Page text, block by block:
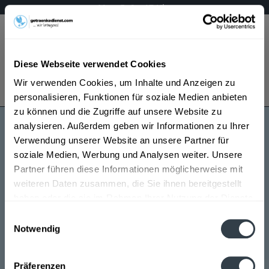
Diese Webseite verwendet Cookies
Wir verwenden Cookies, um Inhalte und Anzeigen zu
personalisieren, Funktionen für soziale Medien anbieten
zu können und die Zugriffe auf unsere Website zu
analysieren. Außerdem geben wir Informationen zu Ihrer
Verwendung unserer Website an unsere Partner für
soziale Medien, Werbung und Analysen weiter. Unsere
Partner führen diese Informationen möglicherweise mit
weiteren Daten zusammen, die Sie ihnen bereitgestellt
Notwendig
Präferenzen
Mo – Fr 9 – 17 Uhr
Menü
Bestellung widerrufen
Es gilt unsere Datenschutzerklärung
Markgrafenbräu
Markgrafenbräu wird in den folgenden Regionen,
Städten, Orten und Postleitzahl-Gebieten geliefert